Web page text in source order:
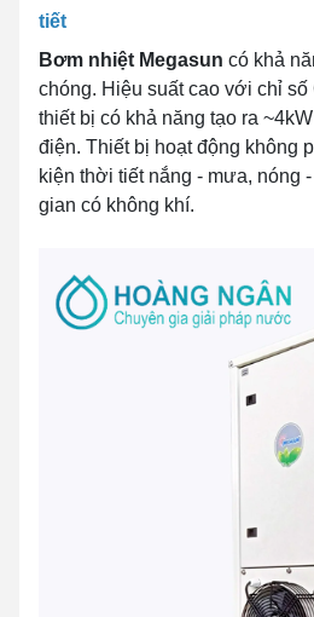
tiết
Bơm nhiệt Megasun có khả
chóng. Hiệu suất cao với chỉ số
thiết bị có khả năng tạo ra
điện. Thiết bị hoạt động không
kiện thời tiết nắng - mưa, nóng
gian có không khí.